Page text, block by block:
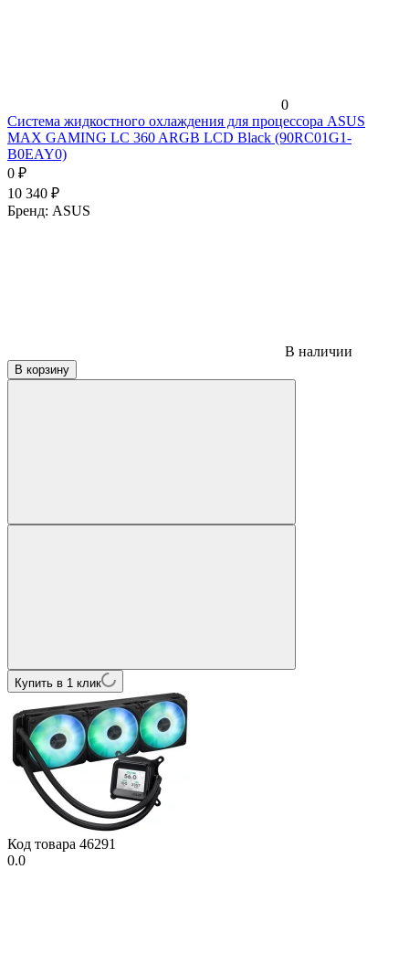
0
Система жидкостного охлаждения для процессора ASUS
MAX GAMING LC 360 ARGB LCD Black (90RC01G1-
B0EAY0)
0 ₽
10 340 ₽
Бренд: ASUS
В наличии
В корзину
Купить в 1 клик
Код товара 46291
0.0